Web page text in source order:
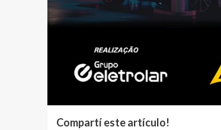
Compartí este artículo!